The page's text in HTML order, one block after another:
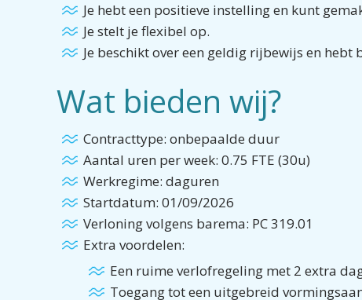
Je hebt een positieve instelling en kunt
Je stelt je flexibel op.
Je beschikt over een geldig rijbewijs en
Wat bieden wij?
Contracttype: onbepaalde duur
Aantal uren per week: 0.75 FTE (30u)
Werkregime: daguren
Startdatum: 01/09/2026
Verloning volgens barema: PC 319.01
Extra voordelen:
Een ruime verlofregeling met 2 extra
Toegang tot een uitgebreid